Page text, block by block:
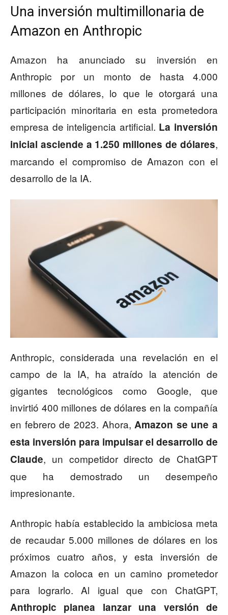
Una inversión multimillonaria de
Amazon en Anthropic
Amazon ha anunciado su inversión en
Anthropic por un monto de hasta 4.000
millones de dólares, lo que le otorgará una
participación minoritaria en esta prometedora
empresa de inteligencia artificial. La inversión
inicial asciende a 1.250 millones de dólares,
marcando el compromiso de Amazon con el
desarrollo de la IA.
Anthropic, considerada una revelación en el
campo de la IA, ha atraído la atención de
gigantes tecnológicos como Google, que
invirtió 400 millones de dólares en la compañía
en febrero de 2023. Ahora, Amazon se une a
esta inversión para impulsar el desarrollo de
Claude, un competidor directo de ChatGPT
que ha demostrado un desempeño
impresionante.
Anthropic había establecido la ambiciosa meta
de recaudar 5.000 millones de dólares en los
próximos cuatro años, y esta inversión de
Amazon la coloca en un camino prometedor
para lograrlo. Al igual que con ChatGPT,
Anthropic planea lanzar una versión de